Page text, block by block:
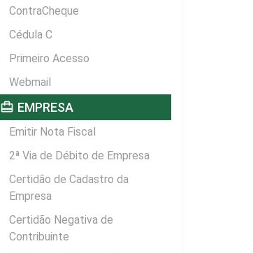
ContraCheque
Cédula C
Primeiro Acesso
Webmail
card_travel EMPRESA
Emitir Nota Fiscal
2ª Via de Débito de Empresa
Certidão de Cadastro da
Empresa
Certidão Negativa de
Contribuinte